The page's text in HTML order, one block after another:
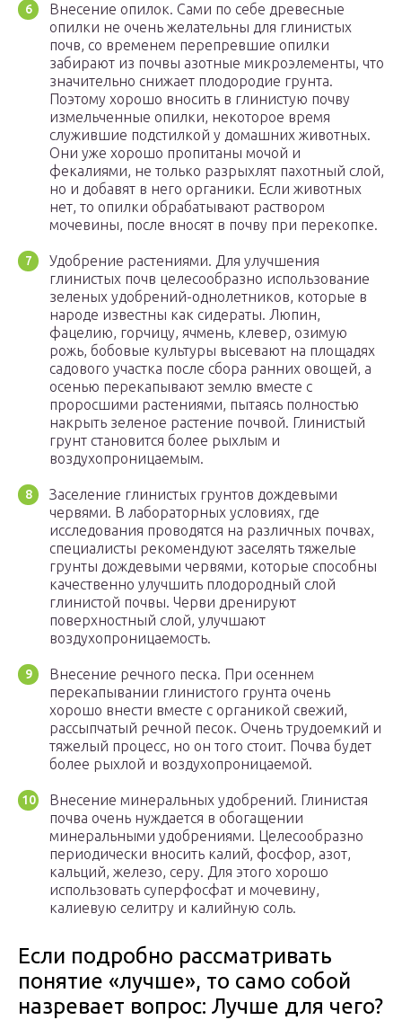
Внесение опилок. Сами по себе древесные
опилки не очень желательны для глинистых
почв, со временем перепревшие опилки
забирают из почвы азотные микроэлементы, что
значительно снижает плодородие грунта.
Поэтому хорошо вносить в глинистую почву
измельченные опилки, некоторое время
служившие подстилкой у домашних животных.
Они уже хорошо пропитаны мочой и
фекалиями, не только разрыхлят пахотный слой,
но и добавят в него органики. Если животных
нет, то опилки обрабатывают раствором
мочевины, после вносят в почву при перекопке.
Удобрение растениями. Для улучшения
глинистых почв целесообразно использование
зеленых удобрений-однолетников, которые в
народе известны как сидераты. Люпин,
фацелию, горчицу, ячмень, клевер, озимую
рожь, бобовые культуры высевают на площадях
садового участка после сбора ранних овощей, а
осенью перекапывают землю вместе с
проросшими растениями, пытаясь полностью
накрыть зеленое растение почвой. Глинистый
грунт становится более рыхлым и
воздухопроницаемым.
Заселение глинистых грунтов дождевыми
червями. В лабораторных условиях, где
исследования проводятся на различных почвах,
специалисты рекомендуют заселять тяжелые
грунты дождевыми червями, которые способны
качественно улучшить плодородный слой
глинистой почвы. Черви дренируют
поверхностный слой, улучшают
воздухопроницаемость.
Внесение речного песка. При осеннем
перекапывании глинистого грунта очень
хорошо внести вместе с органикой свежий,
рассыпчатый речной песок. Очень трудоемкий и
тяжелый процесс, но он того стоит. Почва будет
более рыхлой и воздухопроницаемой.
Внесение минеральных удобрений. Глинистая
почва очень нуждается в обогащении
минеральными удобрениями. Целесообразно
периодически вносить калий, фосфор, азот,
кальций, железо, серу. Для этого хорошо
использовать суперфосфат и мочевину,
калиевую селитру и калийную соль.
Если подробно рассматривать
понятие «лучше», то само собой
назревает вопрос: Лучше для чего?